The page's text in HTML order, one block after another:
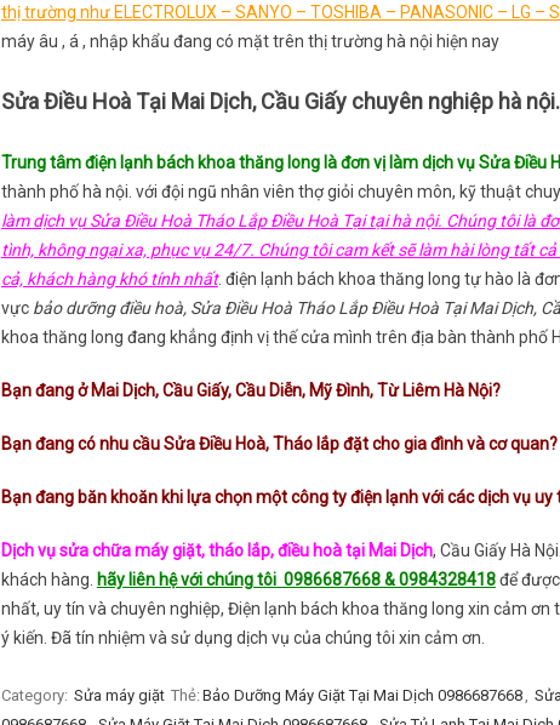
thị trường như ELECTROLUX – SANYO – TOSHIBA – PANASONIC – LG –
máy âu , á , nhập khẩu đang có mặt trên thị trường hà nội hiện nay
Sửa Điều Hoà Tại Mai Dịch, Cầu Giấy chuyên nghiệp hà nội.
Trung tâm điện lạnh bách khoa thăng long là đơn vị làm dịch vụ Sửa Điều
thành phố hà nội. với đội ngũ nhân viên thợ giỏi chuyên môn, kỹ thuật
làm dịch vụ Sửa Điều Hoà Tháo Lắp Điều Hoà Tại tại hà nội. Chúng tôi là
tình, không ngại xa, phục vụ 24/7. Chúng tôi cam kết sẽ làm hài lòng tất
cả, khách hàng khó tính nhất. điện lạnh bách khoa thăng long tự hào là
vực bảo dưỡng điều hoà, Sửa Điều Hoà Tháo Lắp Điều Hoà Tại Mai Dịch,
khoa thăng long đang khẳng định vị thế cửa mình trên địa bàn thành phố
Bạn đang ở Mai Dịch, Cầu Giấy, Cầu Diễn, Mỹ Đình, Từ Liêm Hà Nội?
Bạn đang có nhu cầu Sửa Điều Hoà, Tháo lắp đặt cho gia đình và cơ quan?
Bạn đang băn khoăn khi lựa chọn một công ty điện lạnh với các dịch vụ uy
Dịch vụ sửa chữa máy giặt, tháo lắp, điều hoà tại Mai Dịch, Cầu Giấy Hà
khách hàng. hãy liên hệ với chúng tôi 0986687668 & 0984328418để
nhất, uy tín và chuyên nghiệp, Điện lạnh bách khoa thăng long xin cảm ơn
ý kiến. Đã tín nhiệm và sử dụng dịch vụ của chúng tôi xin cảm ơn.
Category: Sửa máy giặt Thẻ: Bảo Dưỡng Máy Giặt Tại Mai Dịch 0986687668